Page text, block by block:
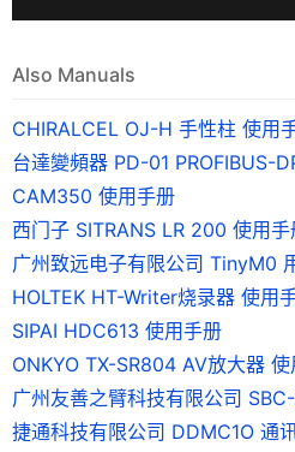
Also Manuals
CHIRALCEL OJ-H 手性柱 使用
台達變頻器 PD-01 PROFIBUS-
CAM350 使用手册
西门子 SITRANS LR 200 使用手
广州致远电子有限公司 TinyM0
HOLTEK HT-Writer烧录器 使用
SIPAI HDC613 使用手册
ONKYO TX-SR804 AV放大器
捷通科技有限公司 DDMC1O 通